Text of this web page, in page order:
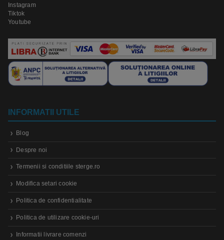
Instagram
Tiktok
Youtube
INFORMATII UTILE
Blog
Despre noi
Termenii si conditiile sterge.ro
Modifica setari cookie
Politica de confidentialitate
Politica de utilizare cookie-uri
Informatii livrare comenzi